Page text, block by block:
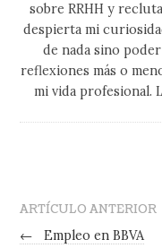
sobre RRHH y
despierta mi
de nada sino
reflexiones más o
mi vida profesional.
ARTÍCULO ANTERIOR
←
Empleo en BBVA